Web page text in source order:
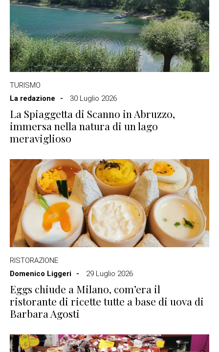
TURISMO
La redazione
30 Luglio 2026
La Spiaggetta di Scanno in Abruzzo,
immersa nella natura di un lago
meraviglioso
RISTORAZIONE
Domenico Liggeri
29 Luglio 2026
Eggs chiude a Milano, com’era il
ristorante di ricette tutte a base di uova di
Barbara Agosti